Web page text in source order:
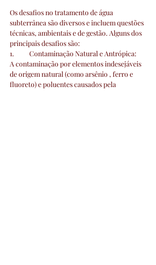
Os desafios no tratamento de água
subterrânea são diversos e incluem questões
técnicas, ambientais e de gestão. Alguns dos
principais desafios são:
1.	Contaminação Natural e Antrópica:
A contaminação por elementos indesejáveis
de origem natural (como arsênio , ferro e
fluoreto) e poluentes causados pela